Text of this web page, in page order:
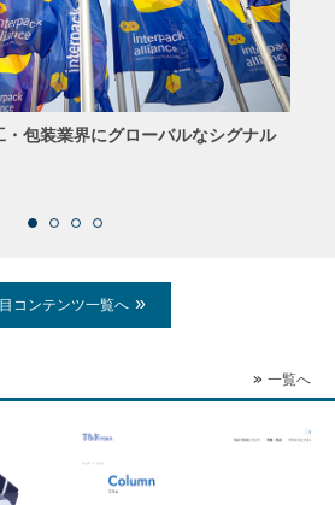
包装業界にグローバルなシグナル
コンテンツ一覧へ
一覧へ